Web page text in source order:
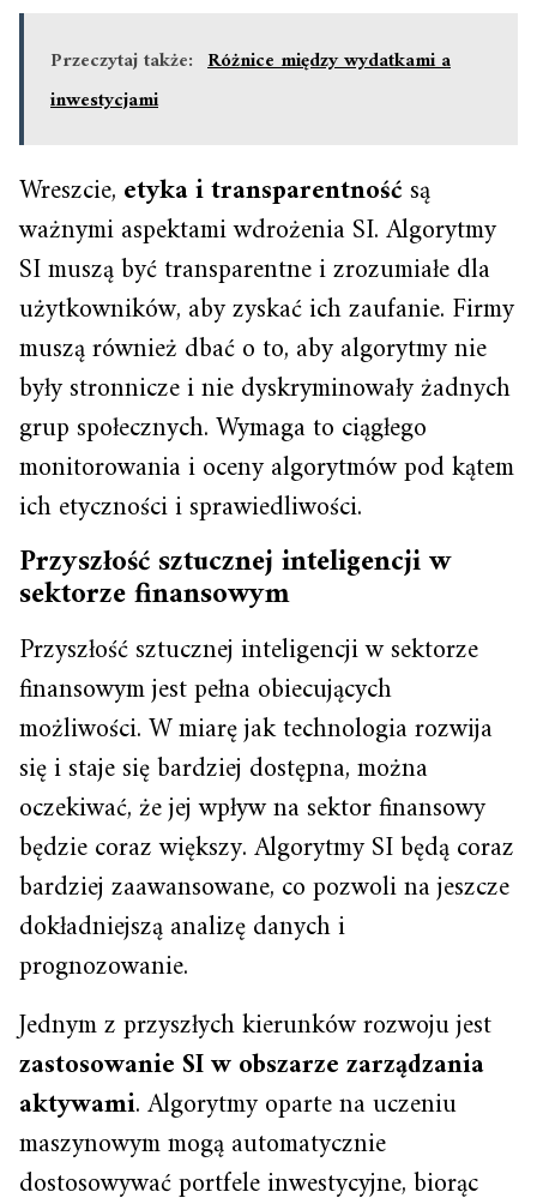
Przeczytaj także: Różnice między wydatkami a
inwestycjami
Wreszcie, etyka i transparentnośćsą
ważnymi aspektami wdrożenia SI. Algorytmy
SI muszą być transparentne i zrozumiałe dla
użytkowników, aby zyskać ich zaufanie. Firmy
muszą również dbać o to, aby algorytmy nie
były stronnicze i nie dyskryminowały żadnych
grup społecznych. Wymaga to ciągłego
monitorowania i oceny algorytmów pod kątem
ich etyczności i sprawiedliwości.
Przyszłość sztucznej inteligencji w
sektorze finansowym
Przyszłość sztucznej inteligencji w sektorze
finansowym jest pełna obiecujących
możliwości. W miarę jak technologia rozwija
się i staje się bardziej dostępna, można
oczekiwać, że jej wpływ na sektor finansowy
będzie coraz większy. Algorytmy SI będą coraz
bardziej zaawansowane, co pozwoli na jeszcze
dokładniejszą analizę danych i
prognozowanie.
Jednym z przyszłych kierunków rozwoju jest
zastosowanie SI w obszarze zarządzania
aktywami. Algorytmy oparte na uczeniu
maszynowym mogą automatycznie
dostosowywać portfele inwestycyjne, biorąc